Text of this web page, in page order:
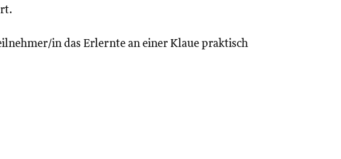
in das Erlernte an einer Klaue praktisch